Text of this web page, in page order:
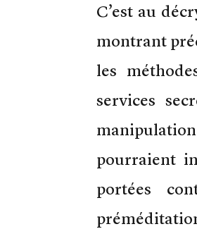
C’est au
montrant
les
services
pourraient
portées